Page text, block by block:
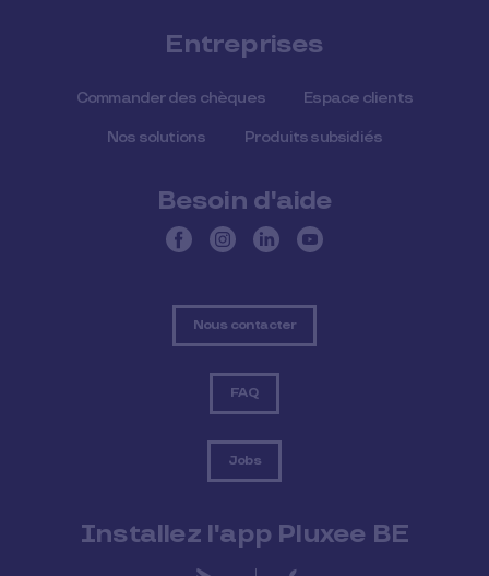
Entreprises
Commander des chèques Espace clients
Nos solutions Produits subsidiés
Besoin d'aide
Nous contacter
FAQ
Jobs
Installez l'app Pluxee BE